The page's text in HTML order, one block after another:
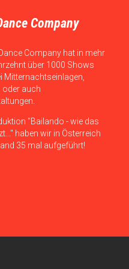
Company
Company hat in mehr
über 1000 Shows
Mitternachtseinlagen,
oder auch
"Bailando - wie das
haben wir in Österreich
35 mal aufgeführt!